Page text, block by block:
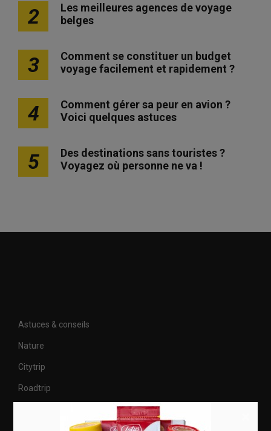
2
Les meilleures agences de voyage
belges
3
Comment se constituer un budget
voyage facilement et rapidement ?
4
Comment gérer sa peur en avion ?
Voici quelques astuces
5
Des destinations sans touristes ?
Voyagez où personne ne va !
Astuces & conseils
Nature
Citytrip
Roadtrip